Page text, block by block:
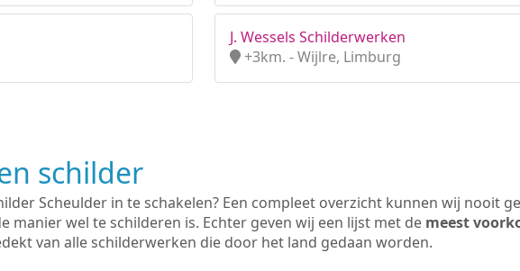
J. Wessels Schilderwerken
+3km. - Wijlre, Limburg
schilder
Scheulder in te schakelen? Een compleet overzicht kunnen wij nooit
manier wel te schilderen is. Echter geven wij een lijst met de meest
van alle schilderwerken die door het land gedaan worden.